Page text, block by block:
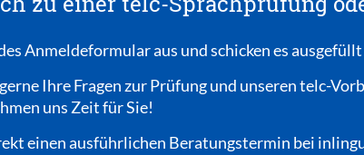
Anmeldeformular aus und schicken es ausgefüllt
Ihre Fragen zur Prüfung und unseren telc-
uns Zeit für Sie!
einen ausführlichen Beratungstermin bei